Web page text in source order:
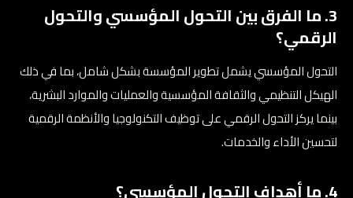
3. ما الفرق بين التحول المؤسسي والتحول
الرقمي؟
التحول المؤسسي يشمل تطوير المؤسسة بشكل شامل، بما في ذلك
الهيكل التنظيمي والثقافة المؤسسية والعمليات والموارد البشرية،
بينما يركز التحول الرقمي على توظيف التكنولوجيا والأنظمة الرقمية
لتحسين الأداء والخدمات.
4. ما أهداف التحول المؤسسي؟